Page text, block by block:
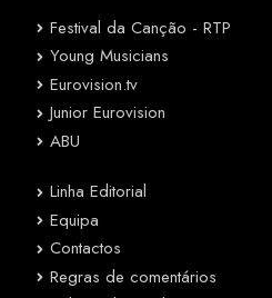
Festival da Canção - RTP
Young Musicians
Eurovision.tv
Junior Eurovision
ABU
Linha Editorial
Equipa
Contactos
Regras de comentários